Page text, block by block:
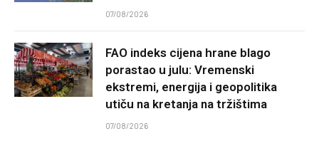
07/08/2026
FAO indeks cijena hrane blago
porastao u julu: Vremenski
ekstremi, energija i geopolitika
utiču na kretanja na tržištima
07/08/2026